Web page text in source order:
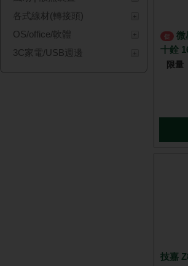
各式線材(轉接頭)
OS/office/軟體
3C家電/USB週邊
促
十銓
限量
技嘉